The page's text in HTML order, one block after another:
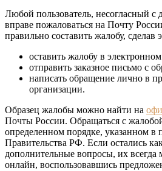
Любой пользователь, несогласный с
вправе пожаловаться на Почту
правильно составить жалобу, сделав
оставить жалобу в
отправить заказное письмо с
написать обращение лично в
организации.
Образец жалобы можно найти на
Почты России. Обращаться с
определенном порядке, указанном в
Правительства РФ. Если остались
дополнительные вопросы, их всегда
онлайн, воспользовавшись